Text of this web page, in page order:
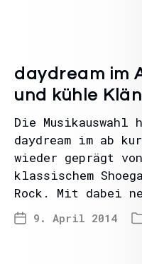
daydream im
und kühle
Die Musikauswahl
daydream im ab
wieder geprägt
klassischem
Rock. Mit dabei
9. April 2014